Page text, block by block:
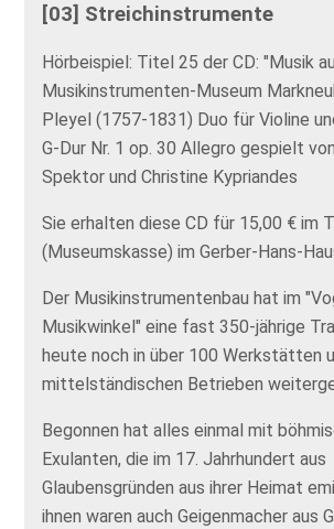
[03] Streichinstrumente
Hörbeispiel: Titel 25 der CD: "Musik
Musikinstrumenten-Museum
Pleyel (1757-1831) Duo für Violine
G-Dur Nr. 1 op. 30 Allegro gespielt
Spektor und Christine Kypriandes
Sie erhalten diese CD für 15,00 € im
(Museumskasse) im Gerber-Hans-
Der Musikinstrumentenbau hat im
Musikwinkel" eine fast 350-jährige
heute noch in über 100 Werkstätten
mittelständischen Betrieben
Begonnen hat alles einmal mit
Exulanten, die im 17. Jahrhundert aus
Glaubensgründen aus ihrer Heimat
ihnen waren auch Geigenmacher aus